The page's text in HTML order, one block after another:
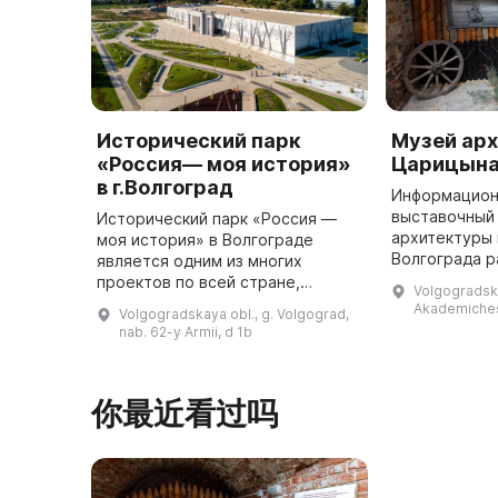
Исторический парк
«Россия— моя история»
в г.Волгоград
Исторический парк «Россия —
моя история» в Волгограде
является одним из многих
проектов по всей стране,
более семи тысяч квадратных
метров и может вместить до 600
Volgogradskaya obl., g. Volgograd,
nab. 62-y Armii, d 1b
Музей
Царицына
архитектуры
Волгограда
ВолгГТУ и
你最近看过吗